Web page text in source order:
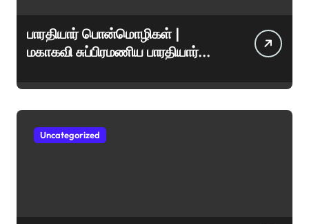
பாரதியார் பொன்மொழிகள் |
மகாகவி சுப்பிரமணிய பாரதியார்
ஊக்கமளிக்கும் வாசகங்கள்
Uncategorized